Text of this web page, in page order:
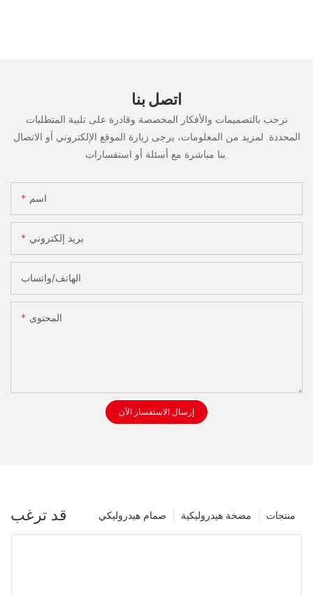
اتصل بنا
نرحب بالتصميمات والأفكار المخصصة وقادرة على تلبية المتطلبات
المحددة. لمزيد من المعلومات، يرجى زيارة الموقع الإلكتروني أو الاتصال
اسم
بريد إلكتروني
الهاتف/واتساب
المحتوى
إرسال الاستفسار الآن
قد ترغب منتجات مضخة هيدروليكية صمام هيدروليكي